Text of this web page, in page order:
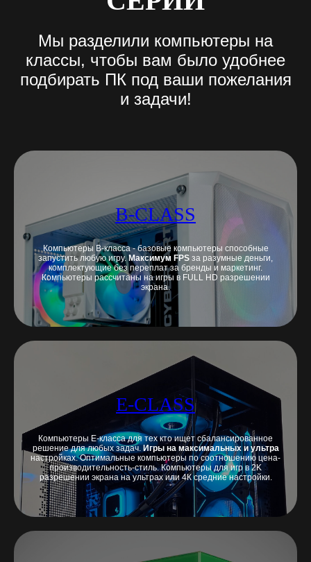
Мы разделили компьютеры на
классы, чтобы вам было удобнее
подбирать ПК под ваши пожелания
и задачи!
B-CLASS
Компьютеры B-класса - базовые компьютеры способные
запустить любую игру.Максимум FPS за разумные деньги,
комплектующие без переплат за бренды и маркетинг.
Компьютеры рассчитаны на игры в FULL HD разрешении
экрана.
E-CLASS
Компьютеры E-класса для тех кто ищет сбалансированное
решение для любых задач. Игры на максимальных и ультра
настройках. Оптимальные компьютеры по соотношению цена-
производительность-стиль. Компьютеры для игр в 2K
разрешении экрана на ультрах или 4К средние настройки.